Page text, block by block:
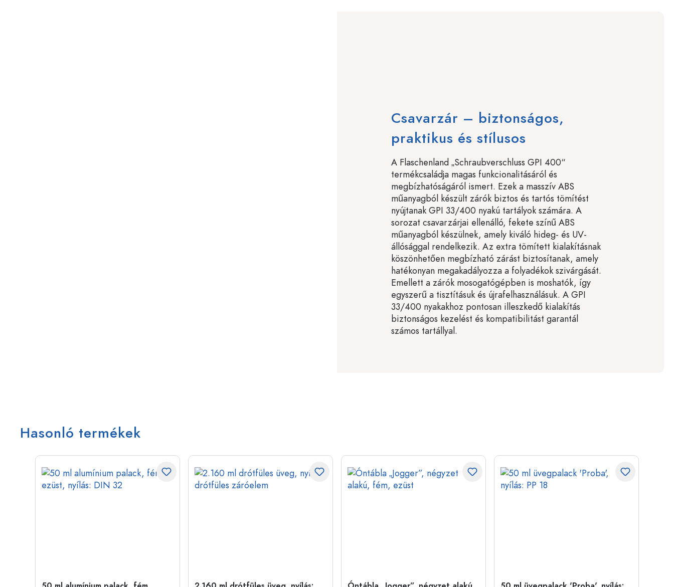
Csavarzár – biztonságos,
praktikus és stílusos
A Flaschenland „Schraubverschluss GPI 400“
termékcsaládja magas funkcionalitásáról és
megbízhatóságáról ismert. Ezek a masszív ABS
műanyagból készült zárók biztos és tartós tömítést
nyújtanak GPI 33/400 nyakú tartályok számára. A
sorozat csavarzárjai ellenálló, fekete színű ABS
műanyagból készülnek, amely kiváló hideg- és UV-
állósággal rendelkezik. Az extra tömített kialakításnak
köszönhetően megbízható zárást biztosítanak, amely
hatékonyan megakadályozza a folyadékok szivárgását.
Emellett a zárók mosogatógépben is moshatók, így
egyszerű a tisztításuk és újrafelhasználásuk. A GPI
33/400 nyakakhoz pontosan illeszkedő kialakítás
biztonságos kezelést és kompatibilitást garantál
számos tartállyal.
Hasonló termékek